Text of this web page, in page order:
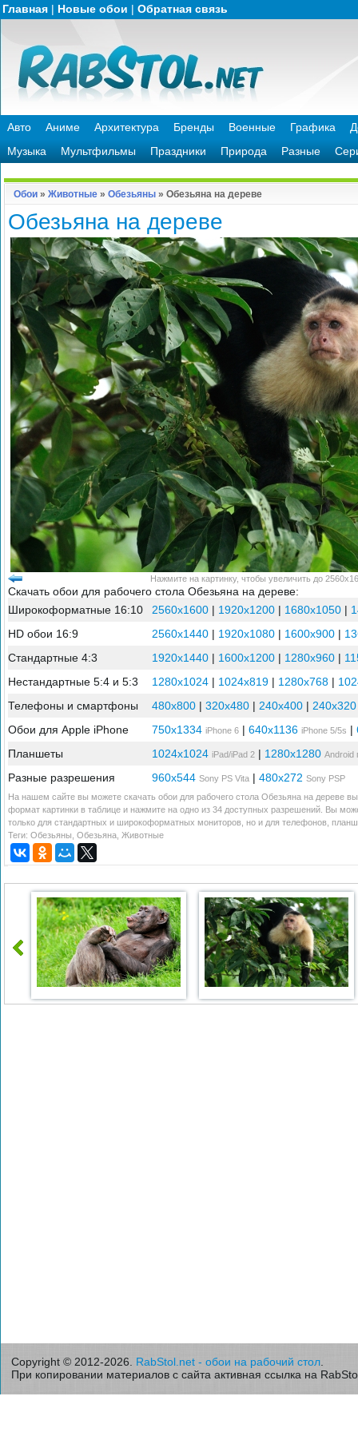
Главная | Новые обои | Обратная связь
Авто Аниме Архитектура Бренды Военные Графика
Музыка
Мультфильмы Праздники Природа Разные
Обои » Животные » Обезьяны » Обезьяна на дереве
Обезьяна на дереве
Нажмите на картинку, чтобы увеличить до
Скачать обои для рабочего стола Обезьяна на дереве:
Широкоформатные 16:10
2560x1600 | 1920x1200 | 1680x1050 |
HD обои 16:9
2560x1440 | 1920x1080 | 1600x900 |
Стандартные 4:3
1920x1440 | 1600x1200 | 1280x960 |
Нестандартные 5:4 и 5:3
1280x1024 | 1024x819 | 1280x768 |
Телефоны и смартфоны
480x800 | 320x480 | 240x400 | 240x320
Обои для Apple iPhone
750x1334 iPhone 6 | 640x1136 iPhone 5/5s |
Планшеты
1024x1024 iPad/iPad 2 | 1280x1280 Android
Разные разрешения 960x544 Sony PS Vita | 480x272 Sony PSP
На нашем сайте вы можете скачать обои для рабочего стола Обезьяна на дереве
формат картинки в таблице и нажмите на одно из 34 доступных разрешений. Вы
только для стандартных и широкоформатных мониторов, но и для телефонов,
Теги: Обезьяны Обезьяна Животные
Copyright © 2012-2026. RabStol.net - обои на рабочий стол
При копировании материалов с сайта активная ссылка на